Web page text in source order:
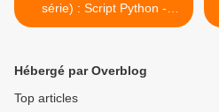
série) : Script Python -
Carré parfait #2
Hébergé par Overblog
Top articles